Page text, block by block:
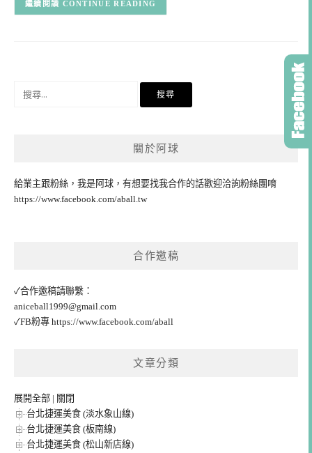
CONTINUE READING
關於阿球
給業主跟粉絲，我是阿球，有想要找我合作的話歡迎洽詢粉絲團唷
https://www.facebook.com/aball.tw
合作邀稿
✓合作邀稿請聯繫：
aniceball1999@gmail.com
✓FB粉專 https://www.facebook.com/aball
文章分類
展開全部 | 關閉
台北捷運美食 (淡水象山線)
台北捷運美食 (板南線)
台北捷運美食 (松山新店線)